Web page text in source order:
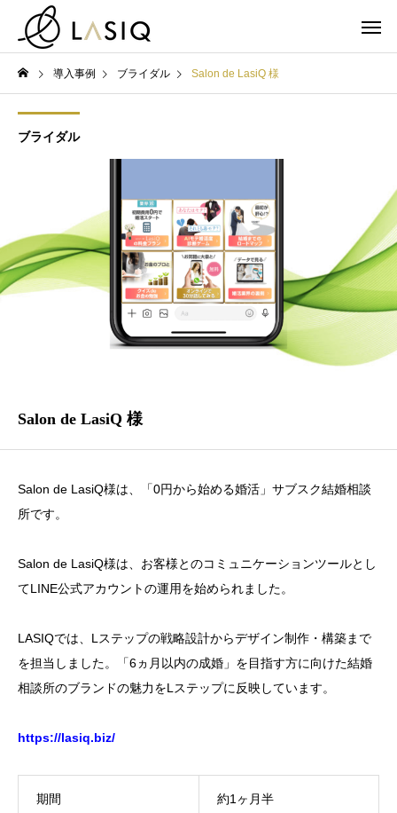
導入事例 ブライダル Salon de LasiQ 様
ブライダル
Salon de LasiQ 様
Salon de LasiQ様は、「0円から始める婚活」サブスク結婚相談
所です。
Salon de LasiQ様は、お客様とのコミュニケーションツールとし
てLINE公式アカウントの運用を始められました。
LASIQでは、Lステップの戦略設計からデザイン制作・構築まで
を担当しました。「6ヵ月以内の成婚」を目指す方に向けた結婚
相談所のブランドの魅力をLステップに反映しています。
https://lasiq.biz/
期間 約1ヶ月半